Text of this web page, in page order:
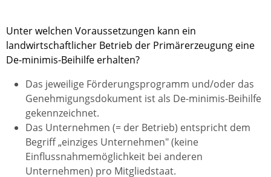
Unter welchen Voraussetzungen kann ein
landwirtschaftlicher Betrieb der Primärerzeugung eine
De-minimis-Beihilfe erhalten?
Das jeweilige Förderungsprogramm und/oder das
Genehmigungsdokument ist als De-minimis-Beihilfe
gekennzeichnet.
Das Unternehmen (= der Betrieb) entspricht dem
Begriff „einziges Unternehmen" (keine
Einflussnahmemöglichkeit bei anderen
Unternehmen) pro Mitgliedstaat.